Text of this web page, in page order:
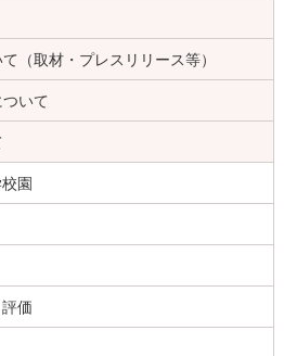
（取材・プレスリリース等）
いて
園
価